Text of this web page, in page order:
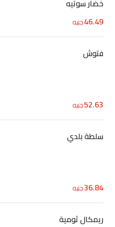
خضار سوتيه
46.49جنيه
فتوش
52.63جنيه
سلطة بلدي
36.84جنيه
ريمكال ثومية